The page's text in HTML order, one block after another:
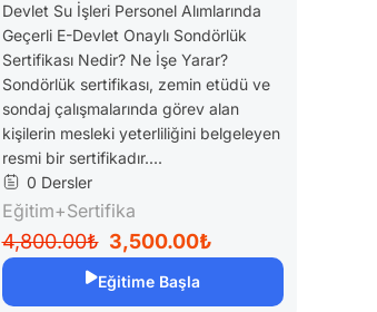
E-Devlet Onaylı
Sondörlük Sertifikası DSİ
Alımlarında Geçerli
Devlet Su İşleri Personel Alımlarında
Geçerli E-Devlet Onaylı Sondörlük
Sertifikası Nedir? Ne İşe Yarar?
Sondörlük sertifikası, zemin etüdü ve